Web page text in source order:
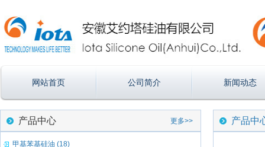
网站首页 公司简介 新闻动态
产品中心 更多>>
甲基苯基硅油 (18)
产品中